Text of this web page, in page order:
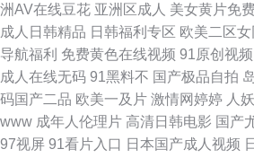
洲AV在线豆花 亚洲区成人 美女黄片免
成人日韩精品 日韩福利专区 欧美二区女
导航福利 免费黄色在线视频 91原创视频
成人在线无码 91黑料不 国产极品自拍
码国产二品 欧美一及片 激情网婷婷 人
www 成年人伦理片 高清日韩电影 国产
97视屏 91看片入口 日本国产成人视频